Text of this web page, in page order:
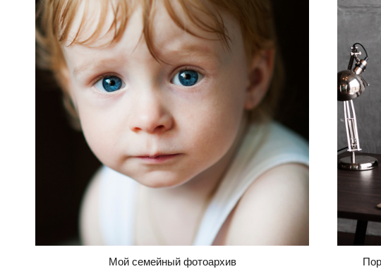
Мой семейный фотоархив